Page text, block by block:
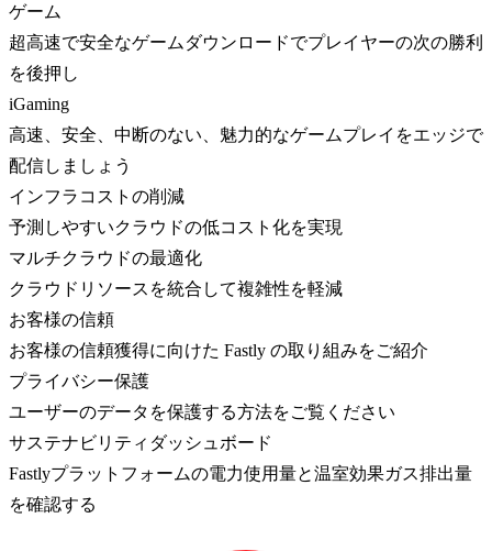
ゲーム
超高速で安全なゲームダウンロードでプレイヤーの次の勝利
を後押し
iGaming
高速、安全、中断のない、魅力的なゲームプレイをエッジで
配信しましょう
インフラコストの削減
予測しやすいクラウドの低コスト化を実現
マルチクラウドの最適化
クラウドリソースを統合して複雑性を軽減
お客様の信頼
お客様の信頼獲得に向けた Fastly の取り組みをご紹介
プライバシー保護
ユーザーのデータを保護する方法をご覧ください
サステナビリティダッシュボード
Fastlyプラットフォームの電力使用量と温室効果ガス排出量
を確認する